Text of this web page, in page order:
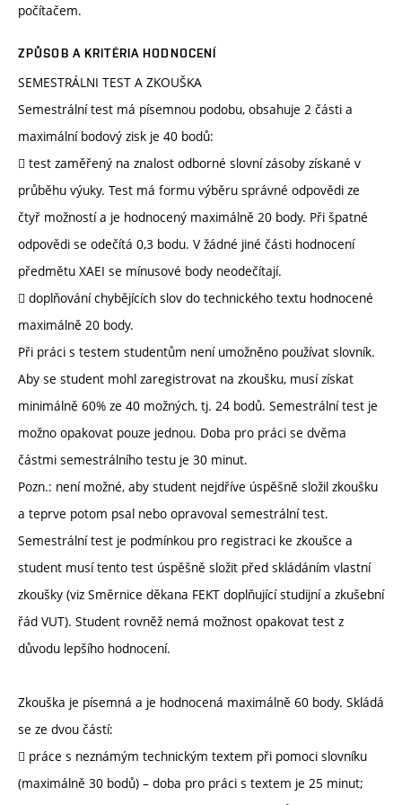
počítačem.
ZPŮSOB A KRITÉRIA HODNOCENÍ
SEMESTRÁLNI TEST A ZKOUŠKA
Semestrální test má písemnou podobu, obsahuje 2 části a
maximální bodový zisk je 40 bodů:
 test zaměřený na znalost odborné slovní zásoby získané v
průběhu výuky. Test má formu výběru správné odpovědi ze
čtyř možností a je hodnocený maximálně 20 body. Při špatné
odpovědi se odečítá 0,3 bodu. V žádné jiné části hodnocení
předmětu XAEI se mínusové body neodečítají.
 doplňování chybějících slov do technického textu hodnocené
maximálně 20 body.
Při práci s testem studentům není umožněno používat slovník.
Aby se student mohl zaregistrovat na zkoušku, musí získat
minimálně 60% ze 40 možných, tj. 24 bodů. Semestrální test je
možno opakovat pouze jednou. Doba pro práci se dvěma
částmi semestrálního testu je 30 minut.
Pozn.: není možné, aby student nejdříve úspěšně složil zkoušku
a teprve potom psal nebo opravoval semestrální test.
Semestrální test je podmínkou pro registraci ke zkoušce a
student musí tento test úspěšně složit před skládáním vlastní
zkoušky (viz Směrnice děkana FEKT doplňující studijní a zkušební
řád VUT). Student rovněž nemá možnost opakovat test z
důvodu lepšího hodnocení.
Zkouška je písemná a je hodnocená maximálně 60 body. Skládá
se ze dvou částí:
 práce s neznámým technickým textem při pomoci slovníku
(maximálně 30 bodů) – doba pro práci s textem je 25 minut;